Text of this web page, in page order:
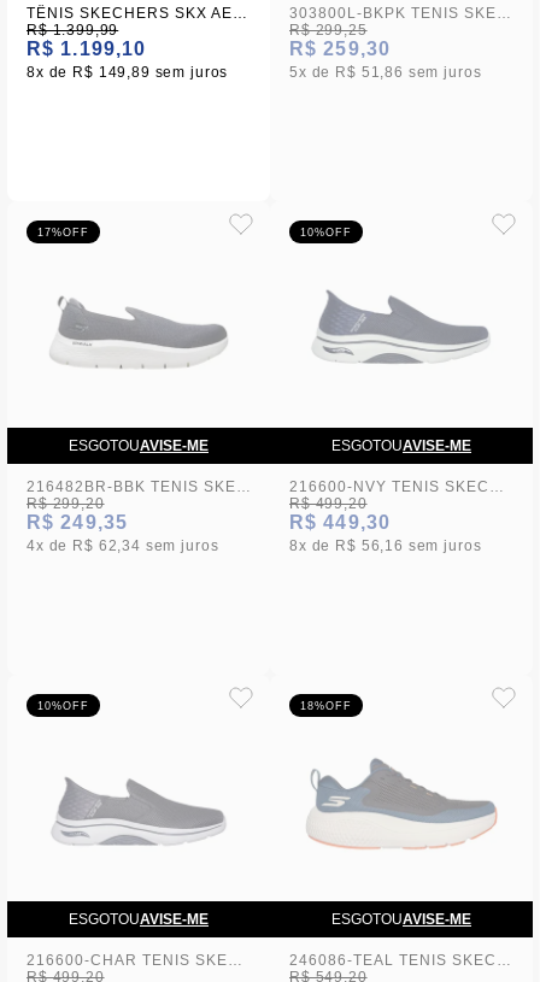
TÊNIS SKECHERS SKX AERO TEMPO BRANCO MASCULINO
R$ 1.399,99
R$ 1.199,10
8x R$ 149,89 sem juros
303800L-BKPK TENIS SKECHERS ULTRA FLEX 3.0 - FRESH TIME S2-24 - 35
R$ 299,25
R$ 259,30
5x R$ 51,86 sem juros
17%OFF
ESGOTOUAVISE-ME
216482BR-BBK TENIS SKECHERS GO WALK FLEX - RIGHTFUL S2-24 - 44
R$ 299,20
R$ 249,35
4x R$ 62,34 sem juros
10%OFF
ESGOTOUAVISE-ME
216600-NVY TENIS SKECHERS GO WALK ARCH FIT 2.0 S2-24 - 44
R$ 499,20
R$ 449,30
8x R$ 56,16 sem juros
10%OFF
ESGOTOUAVISE-ME
216600-CHAR TENIS SKECHERS GO WALK ARCH FIT 2.0 S2-24 - 44
R$ 499,20
18%OFF
ESGOTOUAVISE-ME
246086-TEAL TENIS SKECHERS GO RUN SUPERSONIC MAX S2-24 - 44
R$ 549,20